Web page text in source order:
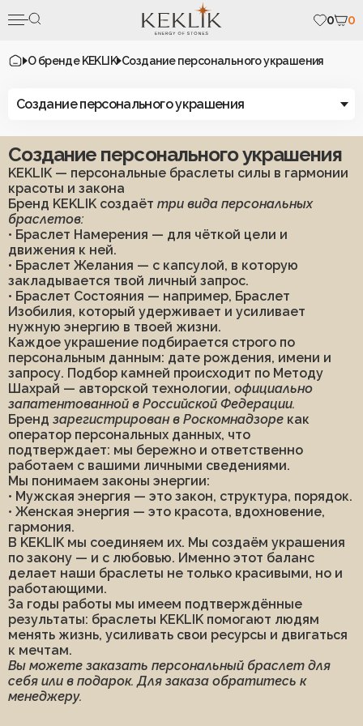
0 0
Каталог
Коллекция «Два
Солнца»
Коллекция «Рядом»
Коллекция «Летнее
солнцестояние»
Браслеты
Брелоки
Броши
Коллекция «Зимнее
солнцестояние»
Коллекция «Мамины
помощники»
Колье
Кольца
Кулоны
Перстни
Подвески
Подвески в автомобиль/
дом
коллекция
Серьги
Талисман года 2026
Украшения по числу
рождения
Хранители
пространства
Четки
Чокеры
Коллекция «Дыхание
тумана»
поход»
Коллекция
Подарки и упаковка
Индивидуальные украшения
Коллекции
Сертификаты
О нас
О камнях
Отзывы
Контакты
Коллекция «Два Солнца»
Коллекция «Рядом»
Коллекция «Летнее солнцестояние»
Браслеты
Брелоки
Броши
Коллекция «Зимнее солнцестояние»
Колье
Кольца
Кулоны
Подвески
Подвески в автомобиль/дом
Рождественская коллекция
Серьги
Талисман года 2026
Хранители пространства
Четки
Чокеры
Коллекция «Тигровый поход»
Подарки и упаковка
О бренде KEKLIK Создание персонального украшения
Создание персонального украшения
Создание персонального украшения
KEKLIK — персональные браслеты силы в гармонии
красоты и закона
Бренд KEKLIK создаёт три вида персональных
браслетов:
• Браслет Намерения — для чёткой цели и
движения к ней.
• Браслет Желания — с капсулой, в которую
закладывается твой личный запрос.
• Браслет Состояния — например, Браслет
Изобилия, который удерживает и усиливает
нужную энергию в твоей жизни.
Каждое украшение подбирается строго по
персональным данным: дате рождения, имени и
запросу. Подбор камней происходит по Методу
Шахрай — авторской технологии, официально
запатентованной в Российской Федерации.
Бренд зарегистрирован в Роскомнадзоре как
оператор персональных данных, что
подтверждает: мы бережно и ответственно
работаем с вашими личными сведениями.
Мы понимаем законы энергии:
• Мужская энергия — это закон, структура, порядок.
• Женская энергия — это красота, вдохновение,
гармония.
В KEKLIK мы соединяем их. Мы создаём украшения
по закону — и с любовью. Именно этот баланс
делает наши браслеты не только красивыми, но и
работающими.
За годы работы мы имеем подтверждённые
результаты: браслеты KEKLIK помогают людям
менять жизнь, усиливать свои ресурсы и двигаться
к мечтам.
Вы можете заказать персональный браслет для
себя или в подарок. Для заказа обратитесь к
менеджеру.